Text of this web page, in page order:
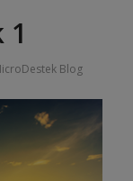
1
Blog